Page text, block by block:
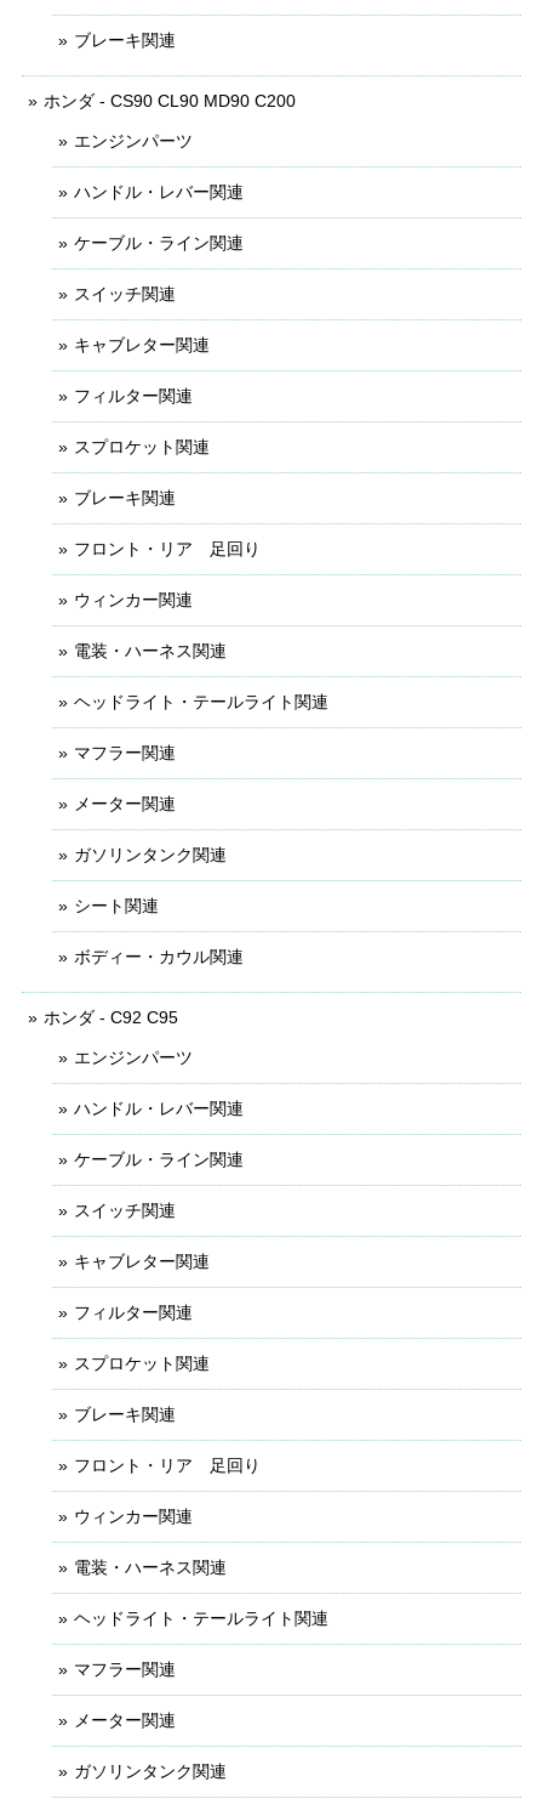
ブレーキ関連
ホンダ - CS90 CL90 MD90 C200
エンジンパーツ
ハンドル・レバー関連
ケーブル・ライン関連
スイッチ関連
キャブレター関連
フィルター関連
スプロケット関連
ブレーキ関連
フロント・リア 足回り
ウィンカー関連
電装・ハーネス関連
ヘッドライト・テールライト関連
マフラー関連
メーター関連
ガソリンタンク関連
シート関連
ボディー・カウル関連
ホンダ - C92 C95
エンジンパーツ
ハンドル・レバー関連
ケーブル・ライン関連
スイッチ関連
キャブレター関連
フィルター関連
スプロケット関連
ブレーキ関連
フロント・リア 足回り
ウィンカー関連
電装・ハーネス関連
ヘッドライト・テールライト関連
マフラー関連
メーター関連
ガソリンタンク関連